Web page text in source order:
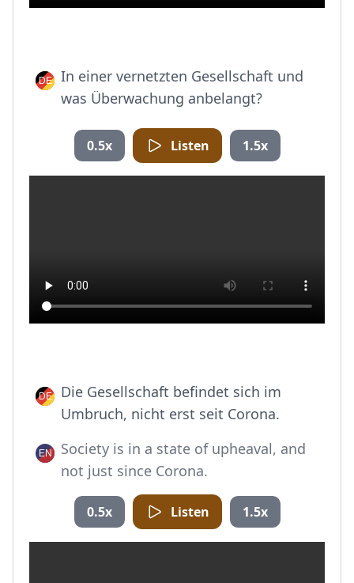
In einer vernetzten Gesellschaft und
was Überwachung anbelangt?
0.5x Listen 1.5x
Die Gesellschaft befindet sich im
Umbruch, nicht erst seit Corona.
Society is in a state of upheaval, and
not just since Corona.
0.5x Listen 1.5x